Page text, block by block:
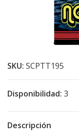
SKU: SCPTT195
Disponibilidad: 3
Descripción